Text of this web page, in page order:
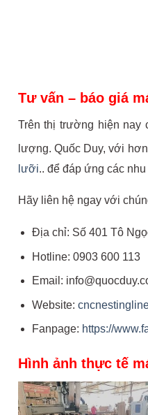
Tư vấn – báo giá
Trên thị trường hiện nay
lượng. Quốc Duy, với hơn
lưỡi.. để đáp ứng các
Hãy liên hệ ngay với
Địa chỉ: Số 401 Tô
Hotline: 0903 600 113
Email:
Website:
Fanpage: https://
Hình ảnh thực tế